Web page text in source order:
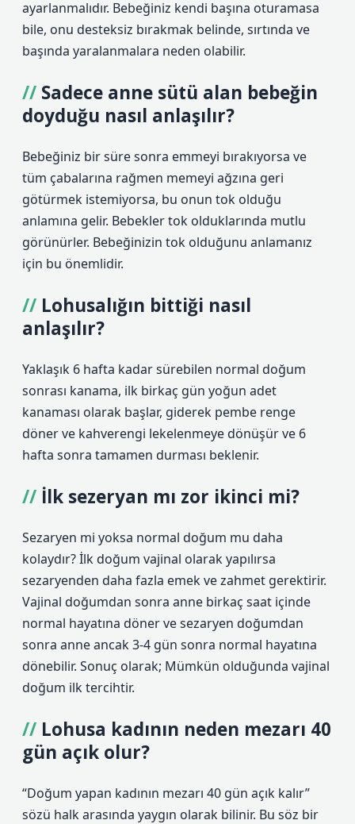
ayarlanmalıdır. Bebeğiniz kendi başına oturamasa
bile, onu desteksiz bırakmak belinde, sırtında ve
başında yaralanmalara neden olabilir.
Sadece anne sütü alan bebeğin
doyduğu nasıl anlaşılır?
Bebeğiniz bir süre sonra emmeyi bırakıyorsa ve
tüm çabalarına rağmen memeyi ağzına geri
götürmek istemiyorsa, bu onun tok olduğu
anlamına gelir. Bebekler tok olduklarında mutlu
görünürler. Bebeğinizin tok olduğunu anlamanız
için bu önemlidir.
Lohusalığın bittiği nasıl
anlaşılır?
Yaklaşık 6 hafta kadar sürebilen normal doğum
sonrası kanama, ilk birkaç gün yoğun adet
kanaması olarak başlar, giderek pembe renge
döner ve kahverengi lekelenmeye dönüşür ve 6
hafta sonra tamamen durması beklenir.
İlk sezeryan mı zor ikinci mi?
Sezaryen mi yoksa normal doğum mu daha
kolaydır? İlk doğum vajinal olarak yapılırsa
sezaryenden daha fazla emek ve zahmet gerektirir.
Vajinal doğumdan sonra anne birkaç saat içinde
normal hayatına döner ve sezaryen doğumdan
sonra anne ancak 3-4 gün sonra normal hayatına
dönebilir. Sonuç olarak; Mümkün olduğunda vajinal
doğum ilk tercihtir.
Lohusa kadının neden mezarı 40
gün açık olur?
“Doğum yapan kadının mezarı 40 gün açık kalır”
sözü halk arasında yaygın olarak bilinir. Bu söz bir